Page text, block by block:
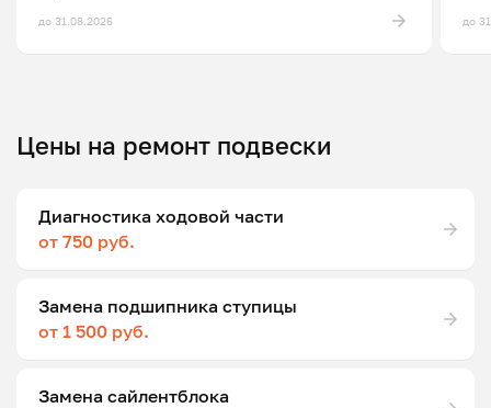
до 31.08.2026 до
Цены на ремонт подвески
Диагностика ходовой части
от 750 руб.
Замена подшипника ступицы
от 1 500 руб.
Замена сайлентблока